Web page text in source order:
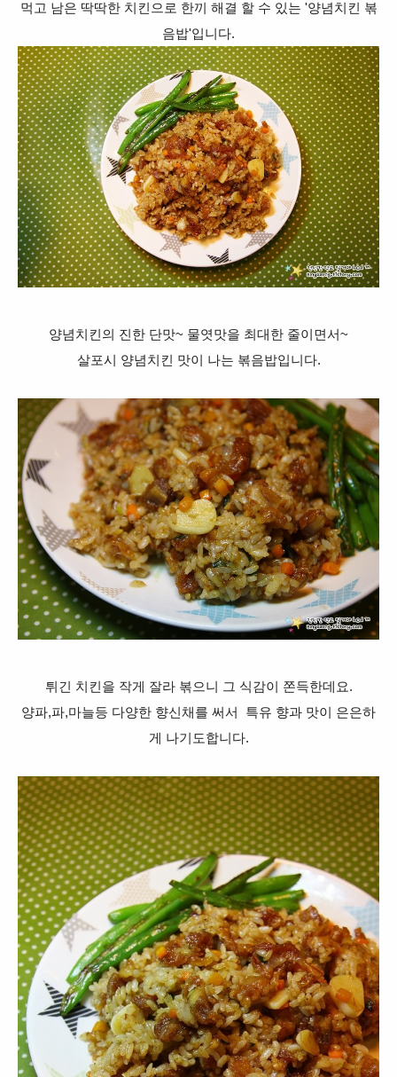
먹고 남은 딱딱한 치킨으로 한끼 해결 할 수 있는 '양념치킨 볶
음밥'입니다.
양념치킨의 진한 단맛~ 물엿맛을 최대한 줄이면서~
살포시 양념치킨 맛이 나는 볶음밥입니다.
튀긴 치킨을 작게 잘라 볶으니 그 식감이 쫀득한데요.
양파,파,마늘등 다양한 향신채를 써서 특유 향과 맛이 은은하
게 나기도합니다.